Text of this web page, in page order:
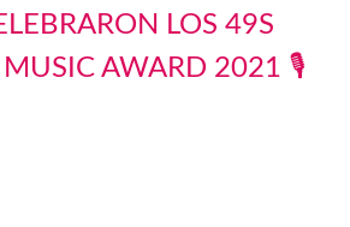
LOS 49S
AWARD 2021 🎙